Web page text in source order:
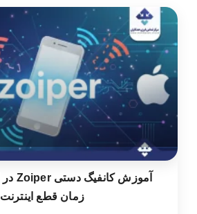
زمان قطع اینترنت